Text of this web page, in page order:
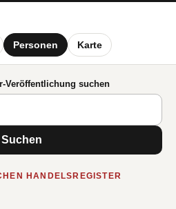
Personen Karte
Veröffentlichung suchen
Suchen
HANDELSREGISTER